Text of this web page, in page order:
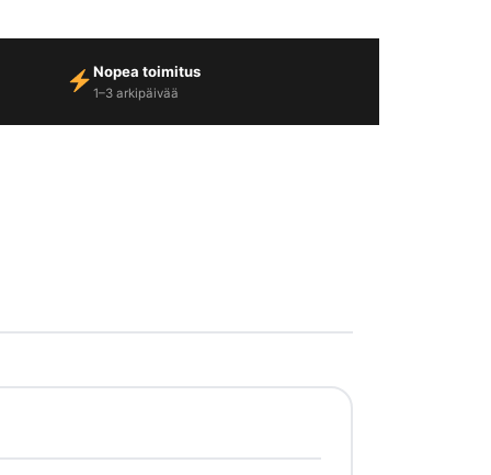
Nopea toimitus
1–3 arkipäivää